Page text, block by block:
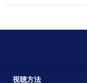
視聴方法